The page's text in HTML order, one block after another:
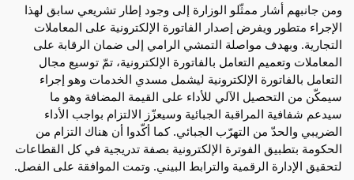
ومن جانبهم أشار ممثّلو الوزارة إلى وجود إطار تشريعي سابق لهذا
الإجراء متطور ويفرض إصدار الفاتورة الإلكترونية على المعاملات
التجارية. وبهدف مواصلة التمشي الرامي إلى ضمان الرقابة على
المعاملات وتعميم التعامل بالفاتورة الإلكترونية، تمّ توسيع مجال
التعامل بالفاتورة الإلكترونية ليشمل مسدي الخدمات وهو إجراء
سيمكّن من التحصيل الآلي للأداء على القيمة المضافة وهو ما
سيدعم شفافية المراقبة الجبائية وسيعزّز الالتزام بواجب الأداء
الضريبي والحدّ من التهرّب الجبائي. كما أكّدوا أن هناك التزام من
الحكومة بتطبيق الفوترة الإلكترونية بصفة تدريجية في كل القطاعات
لتحقيق الإدارة الرقمية والترابط البيني. وتمت الموافقة على الفصل.